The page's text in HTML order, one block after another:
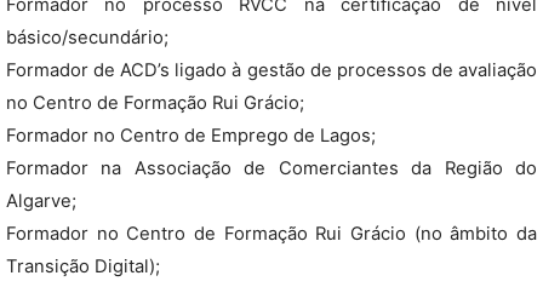
Formador no processo RVCC na certificação de nível
básico/secundário;
Formador de ACD’s ligado à gestão de processos de avaliação
no Centro de Formação Rui Grácio;
Formador no Centro de Emprego de Lagos;
Formador na Associação de Comerciantes da Região do
Algarve;
Formador no Centro de Formação Rui Grácio (no âmbito da
Transição Digital);